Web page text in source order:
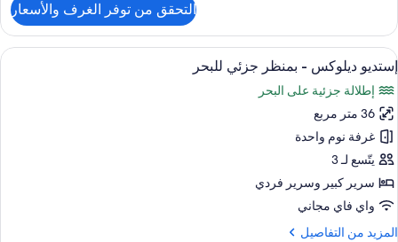
منزل
صغير
عائلي
التحقق من توفر الغرف والأسعار
استعراض
جميع
صور
إستديو
ديلوكس
-
بمنظر
جزئي
للبحر
6
إستديو ديلوكس - بمنظر جزئي للبحر
إطلالة جزئية على البحر
36 متر مربع
غرفة نوم واحدة
يتّسع لـ 3
سرير كبير‫‬ وسرير فردي
واي فاي مجاني
المزيد من التفاصيل
المزيد